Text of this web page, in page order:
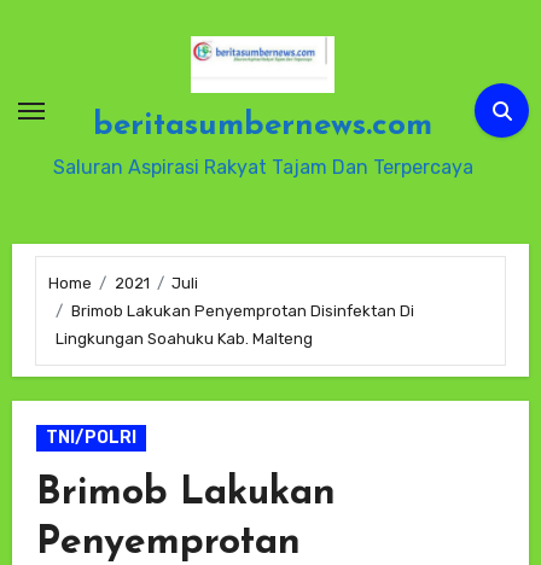
beritasumbernews.com
Saluran Aspirasi Rakyat Tajam Dan Terpercaya
Home 2021
Juli
Brimob Lakukan Penyemprotan Disinfektan Di
Lingkungan Soahuku Kab. Malteng
TNI/POLRI
Brimob Lakukan
Penyemprotan